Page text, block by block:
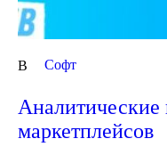
В Cофт
маркетплейсов